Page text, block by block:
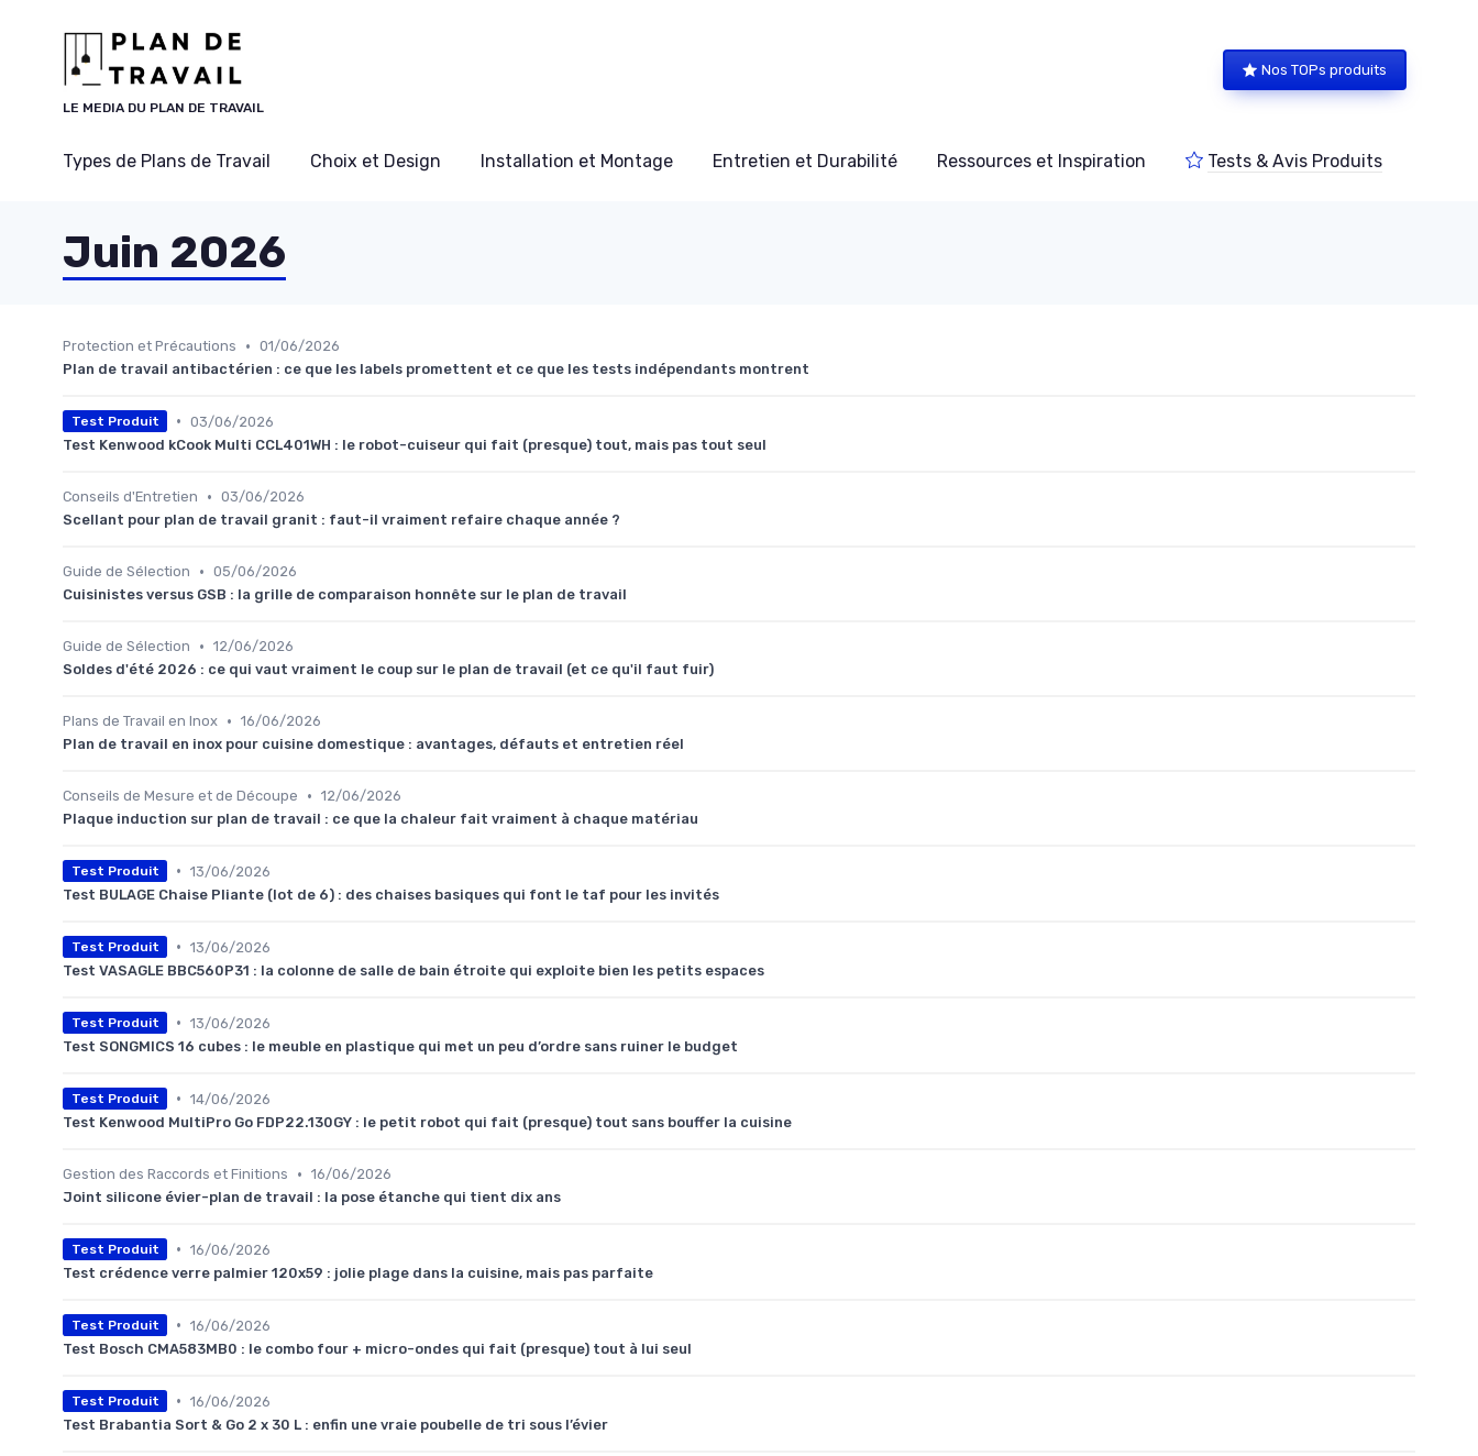
LE MEDIA DU PLAN DE TRAVAIL
Nos TOPs produits
Types de Plans de Travail Choix et Design Installation et Montage Entretien et Durabilité Ressources et Inspiration Tests & Avis Produits
Juin 2026
Protection et Précautions • 01/06/2026
Plan de travail antibactérien : ce que les labels promettent et ce que les tests indépendants montrent
Test Produit • 03/06/2026
Test Kenwood kCook Multi CCL401WH : le robot-cuiseur qui fait (presque) tout, mais pas tout seul
Conseils d'Entretien • 03/06/2026
Scellant pour plan de travail granit : faut-il vraiment refaire chaque année ?
Guide de Sélection • 05/06/2026
Cuisinistes versus GSB : la grille de comparaison honnête sur le plan de travail
Guide de Sélection • 12/06/2026
Soldes d'été 2026 : ce qui vaut vraiment le coup sur le plan de travail (et ce qu'il faut fuir)
Plans de Travail en Inox • 16/06/2026
Plan de travail en inox pour cuisine domestique : avantages, défauts et entretien réel
Conseils de Mesure et de Découpe • 12/06/2026
Plaque induction sur plan de travail : ce que la chaleur fait vraiment à chaque matériau
Test Produit • 13/06/2026
Test BULAGE Chaise Pliante (lot de 6) : des chaises basiques qui font le taf pour les invités
Test Produit • 13/06/2026
Test VASAGLE BBC560P31 : la colonne de salle de bain étroite qui exploite bien les petits espaces
Test Produit • 13/06/2026
Test SONGMICS 16 cubes : le meuble en plastique qui met un peu d’ordre sans ruiner le budget
Test Produit • 14/06/2026
Test Kenwood MultiPro Go FDP22.130GY : le petit robot qui fait (presque) tout sans bouffer la cuisine
Gestion des Raccords et Finitions • 16/06/2026
Joint silicone évier-plan de travail : la pose étanche qui tient dix ans
Test Produit • 16/06/2026
Test crédence verre palmier 120x59 : jolie plage dans la cuisine, mais pas parfaite
Test Produit • 16/06/2026
Test Bosch CMA583MB0 : le combo four + micro-ondes qui fait (presque) tout à lui seul
Test Produit • 16/06/2026
Test Brabantia Sort & Go 2 x 30 L : enfin une vraie poubelle de tri sous l’évier